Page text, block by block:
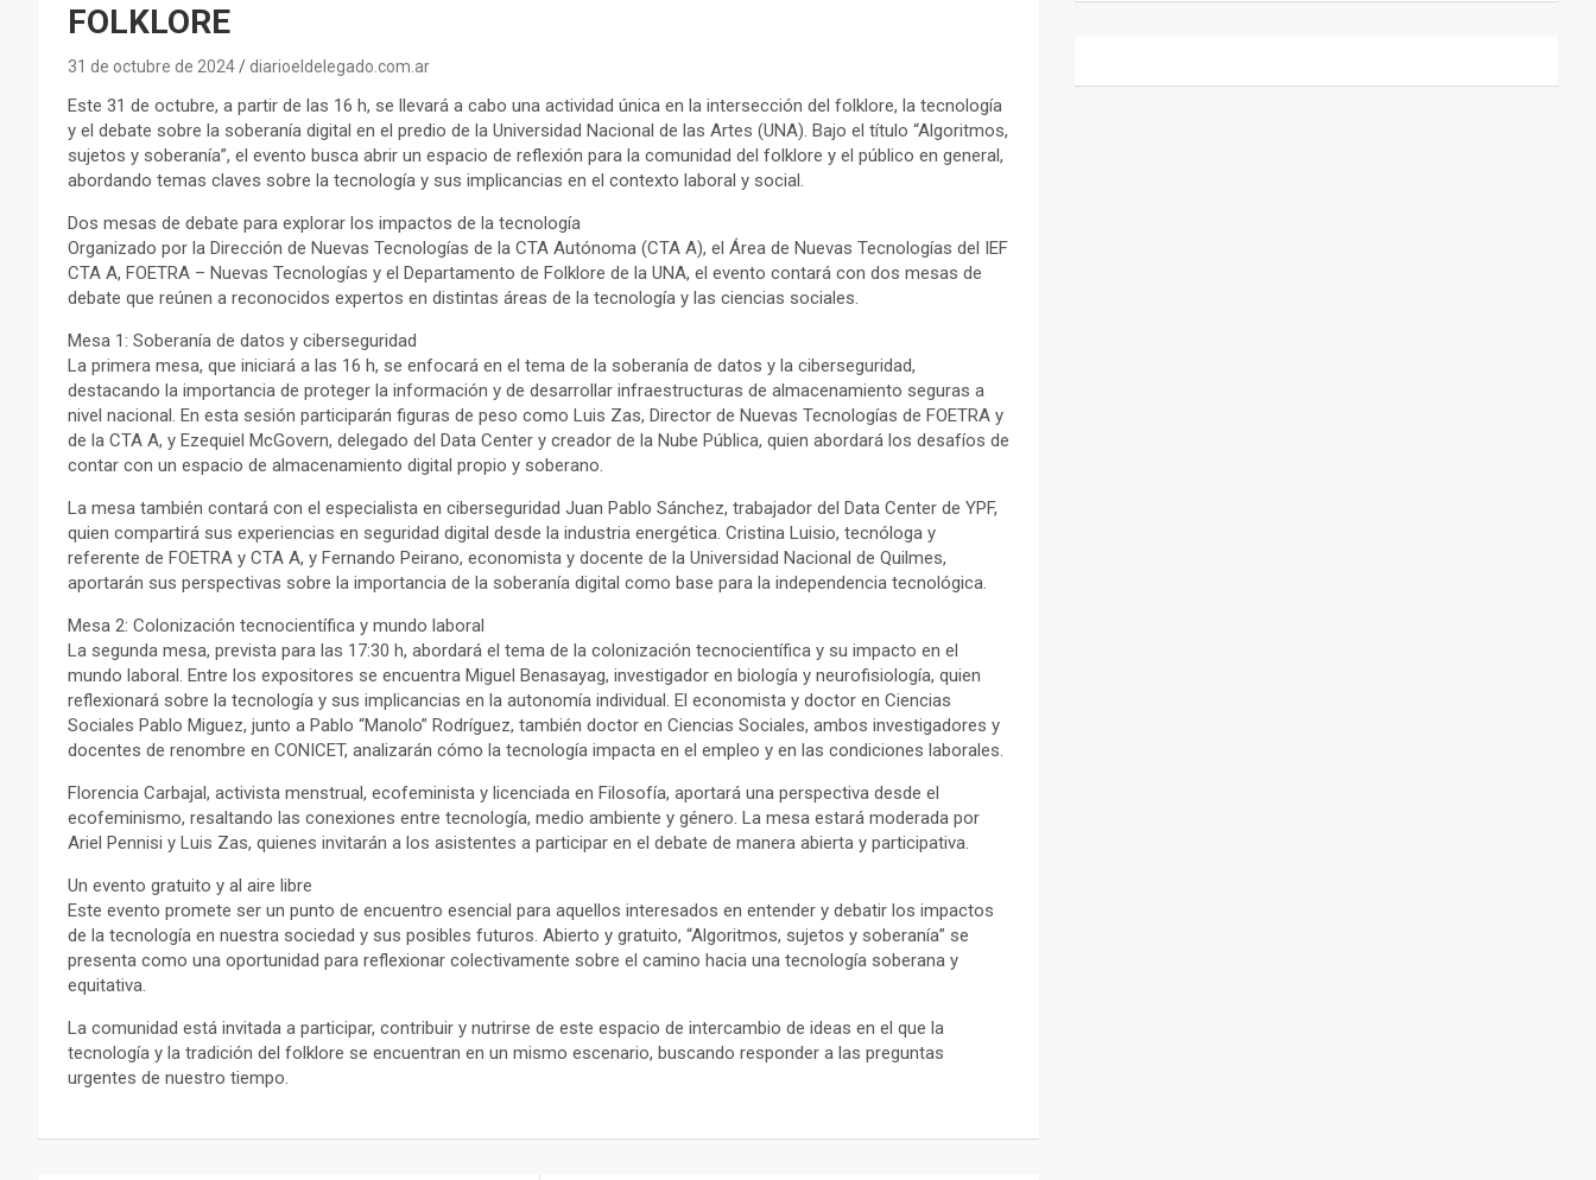
FOLKLORE
31 de octubre de 2024 diarioeldelegado.com.ar
Este 31 de octubre, a partir de las 16 h, se llevará a cabo una actividad única en la intersección del folklore, la tecnología
y el debate sobre la soberanía digital en el predio de la Universidad Nacional de las Artes (UNA). Bajo el título “Algoritmos,
sujetos y soberanía”, el evento busca abrir un espacio de reflexión para la comunidad del folklore y el público en general,
abordando temas claves sobre la tecnología y sus implicancias en el contexto laboral y social.
Dos mesas de debate para explorar los impactos de la tecnología
Organizado por la Dirección de Nuevas Tecnologías de la CTA Autónoma (CTA A), el Área de Nuevas Tecnologías del IEF
CTA A, FOETRA – Nuevas Tecnologías y el Departamento de Folklore de la UNA, el evento contará con dos mesas de
debate que reúnen a reconocidos expertos en distintas áreas de la tecnología y las ciencias sociales.
Mesa 1: Soberanía de datos y ciberseguridad
La primera mesa, que iniciará a las 16 h, se enfocará en el tema de la soberanía de datos y la ciberseguridad,
destacando la importancia de proteger la información y de desarrollar infraestructuras de almacenamiento seguras a
nivel nacional. En esta sesión participarán figuras de peso como Luis Zas, Director de Nuevas Tecnologías de FOETRA y
de la CTA A, y Ezequiel McGovern, delegado del Data Center y creador de la Nube Pública, quien abordará los desafíos de
contar con un espacio de almacenamiento digital propio y soberano.
La mesa también contará con el especialista en ciberseguridad Juan Pablo Sánchez, trabajador del Data Center de YPF,
quien compartirá sus experiencias en seguridad digital desde la industria energética. Cristina Luisio, tecnóloga y
referente de FOETRA y CTA A, y Fernando Peirano, economista y docente de la Universidad Nacional de Quilmes,
aportarán sus perspectivas sobre la importancia de la soberanía digital como base para la independencia tecnológica.
Mesa 2: Colonización tecnocientífica y mundo laboral
La segunda mesa, prevista para las 17:30 h, abordará el tema de la colonización tecnocientífica y su impacto en el
mundo laboral. Entre los expositores se encuentra Miguel Benasayag, investigador en biología y neurofisiología, quien
reflexionará sobre la tecnología y sus implicancias en la autonomía individual. El economista y doctor en Ciencias
Sociales Pablo Miguez, junto a Pablo “Manolo” Rodríguez, también doctor en Ciencias Sociales, ambos investigadores y
docentes de renombre en CONICET, analizarán cómo la tecnología impacta en el empleo y en las condiciones laborales.
Florencia Carbajal, activista menstrual, ecofeminista y licenciada en Filosofía, aportará una perspectiva desde el
ecofeminismo, resaltando las conexiones entre tecnología, medio ambiente y género. La mesa estará moderada por
Ariel Pennisi y Luis Zas, quienes invitarán a los asistentes a participar en el debate de manera abierta y participativa.
Un evento gratuito y al aire libre
Este evento promete ser un punto de encuentro esencial para aquellos interesados en entender y debatir los impactos
de la tecnología en nuestra sociedad y sus posibles futuros. Abierto y gratuito, “Algoritmos, sujetos y soberanía” se
presenta como una oportunidad para reflexionar colectivamente sobre el camino hacia una tecnología soberana y
equitativa.
La comunidad está invitada a participar, contribuir y nutrirse de este espacio de intercambio de ideas en el que la
tecnología y la tradición del folklore se encuentran en un mismo escenario, buscando responder a las preguntas
urgentes de nuestro tiempo.